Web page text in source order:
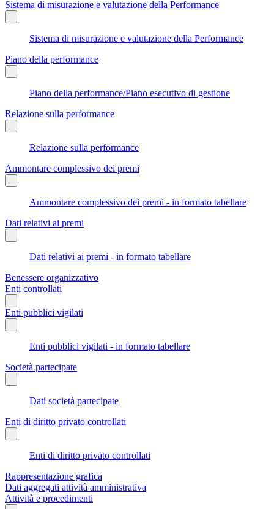
Sistema di misurazione e valutazione della Performance
Sistema di misurazione e valutazione della Performance
Piano della performance
Piano della performance/Piano esecutivo di gestione
Relazione sulla performance
Relazione sulla performance
Ammontare complessivo dei premi
Ammontare complessivo dei premi - in formato tabellare
Dati relativi ai premi
Dati relativi ai premi - in formato tabellare
Benessere organizzativo
Enti controllati
Enti pubblici vigilati
Enti pubblici vigilati - in formato tabellare
Società partecipate
Dati società partecipate
Enti di diritto privato controllati
Enti di diritto privato controllati
Rappresentazione grafica
Dati aggregati attività amministrativa
Attività e procedimenti